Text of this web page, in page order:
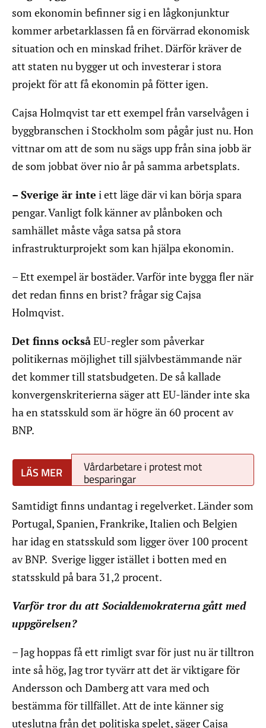
som ekonomin befinner sig i en lågkonjunktur
kommer arbetarklassen få en förvärrad ekonomisk
situation och en minskad frihet. Därför kräver de
att staten nu bygger ut och investerar i stora
projekt för att få ekonomin på fötter igen.
Cajsa Holmqvist tar ett exempel från varselvågen i
byggbranschen i Stockholm som pågår just nu. Hon
vittnar om att de som nu sägs upp från sina jobb är
de som jobbat över nio år på samma arbetsplats.
– Sverige är inte i ett läge där vi kan börja spara
pengar. Vanligt folk känner av plånboken och
samhället måste våga satsa på stora
infrastrukturprojekt som kan hjälpa ekonomin.
– Ett exempel är bostäder. Varför inte bygga fler när
det redan finns en brist? frågar sig Cajsa
Holmqvist.
Det finns ocksåEU-regler som påverkar
politikernas möjlighet till självbestämmande när
det kommer till statsbudgeten. De så kallade
konvergenskriterierna säger att EU-länder inte ska
ha en statsskuld som är högre än 60 procent av
BNP.
Vårdarbetare i protest mot
besparingar
Samtidigt finns undantag i regelverket. Länder som
Portugal, Spanien, Frankrike, Italien och Belgien
har idag en statsskuld som ligger över 100 procent
av BNP. Sverige ligger istället i botten med en
statsskuld på bara 31,2 procent.
Varför tror du att Socialdemokraterna gått med
uppgörelsen?
– Jag hoppas få ett rimligt svar för just nu är tilltron
inte så hög, Jag tror tyvärr att det är viktigare för
Andersson och Damberg att vara med och
bestämma för tillfället. Att de inte känner sig
uteslutna från det politiska spelet, säger Cajsa